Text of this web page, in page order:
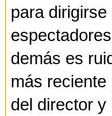
para dirigirse
demás es
más reciente
del director y